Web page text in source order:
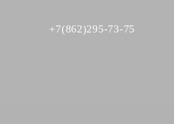
+7(862)295-73-75